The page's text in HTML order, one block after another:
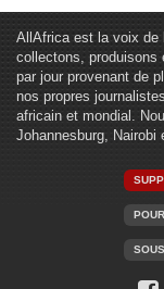
AllAfrica est la voix de
collectons, produisons
par jour provenant de
nos propres
africain et mondial.
Johannesburg, Nairobi